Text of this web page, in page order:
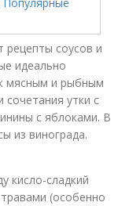
рецепты соусов и
идеально
мясным и рыбным
сочетания утки с
с яблоками. В
из винограда.
кисло-сладкий
(особенно